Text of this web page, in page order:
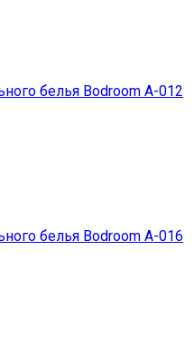
белья Bodroom A-012
белья Bodroom A-016